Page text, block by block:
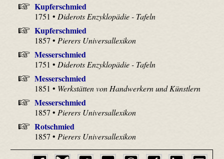
Kupferschmied
1751 •Diderots Enzyklopädie - Tafeln
Kupferschmied
1857 •Pierers Universallexikon
Messerschmied
1751 •Diderots Enzyklopädie - Tafeln
Messerschmied
1851 • Werkstätten von Handwerkern und Künstlern
Messerschmied
1857 •Pierers Universallexikon
Rotschmied
1857 •Pierers Universallexikon